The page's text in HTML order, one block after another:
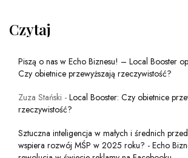
Czytaj
Piszą o nas w Echo Biznesu! – Local Booster
Czy obietnice przewyższają rzeczywistość?
Zuza Stański - Local Booster: Czy obietnice
rzeczywistość?
Sztuczna inteligencja w małych i średnich
wspiera rozwój MŚP w 2025 roku? - Echo